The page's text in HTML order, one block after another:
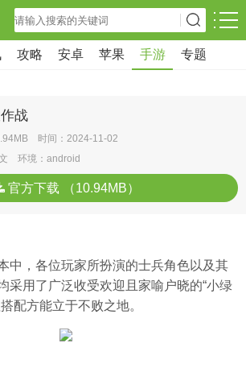
攻略 安卓 苹果 手游 专题
战
时间：2024-11-02
环境：android
官方下载 （10.94MB）
中，各位玩家所扮演的士兵角色以及其
采用了广泛收受欢迎且家喻户晓的“小绿
配方能立于不败之地。